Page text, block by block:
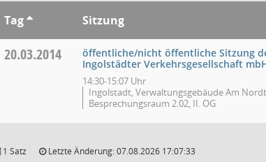
Tag Sitzung
20.03.2014
öffentliche/nicht öffentliche Sitzung
Ingolstädter Verkehrsgesellschaft
14:30-15:07 Uhr
Ingolstadt, Verwaltungsgebäude Am
Besprechungsraum 2.02, II. OG
1 Satz Letzte Änderung: 07.08.2026 17:07:33